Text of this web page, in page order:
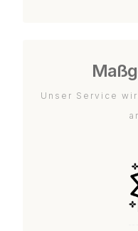
Unser Service